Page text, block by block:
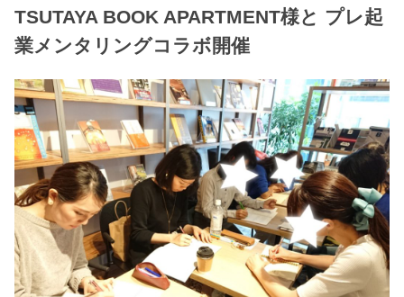
TSUTAYA BOOK APARTMENT様と プレ起
業メンタリングコラボ開催